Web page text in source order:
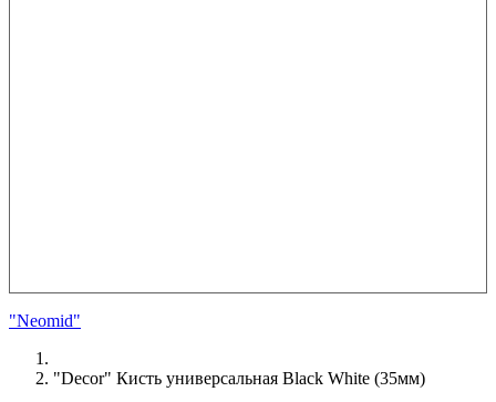
"Neomid"
"Decor" Кисть универсальная Black White (35мм)